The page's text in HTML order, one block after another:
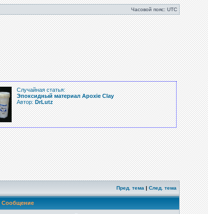
Часовой пояс: UTC
Случайная статья:
Эпоксидный материал Apoxie Clay
Автор:DrLutz
Пред. тема | След. тема
Сообщение